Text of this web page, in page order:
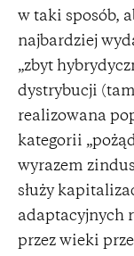
w taki sposób,
najbardziej
„zbyt
dystrybucji
realizowana
kategorii
wyrazem
służy
adaptacyjnych
przez wieki